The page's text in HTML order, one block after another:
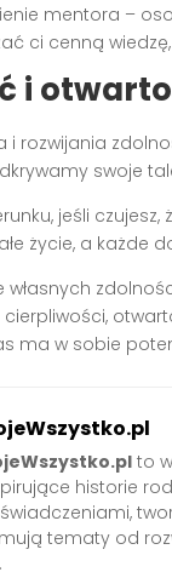
mentora –
ci cenną
i
i rozwijania
swoje
jeśli
życie, a każde
własnych
ma w sobie
to
historie
tematy od